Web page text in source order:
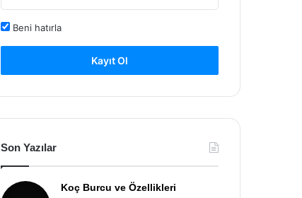
Beni hatırla
Kayıt Ol
Son Yazılar
Koç Burcu ve Özellikleri